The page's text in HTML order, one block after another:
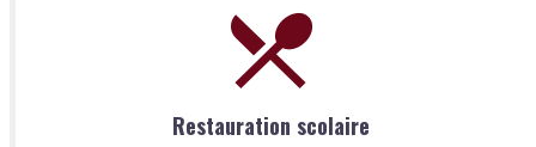
Restauration scolaire